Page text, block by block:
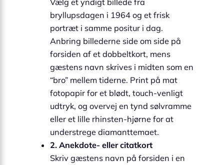
bryllupsdagen i 1964 og et frisk
portræt i samme positur i dag.
Anbring billederne side om side på
forsiden af et dobbeltkort, mens
gæstens navn skrives i midten som en
“bro” mellem tiderne. Print på mat
fotopapir for et blødt, touch-venligt
udtryk, og overvej en tynd sølvramme
eller et lille rhinsten-hjørne for at
understrege diamanttemaet.
2. Anekdote- eller citatkort
Skriv gæstens navn på forsiden i en